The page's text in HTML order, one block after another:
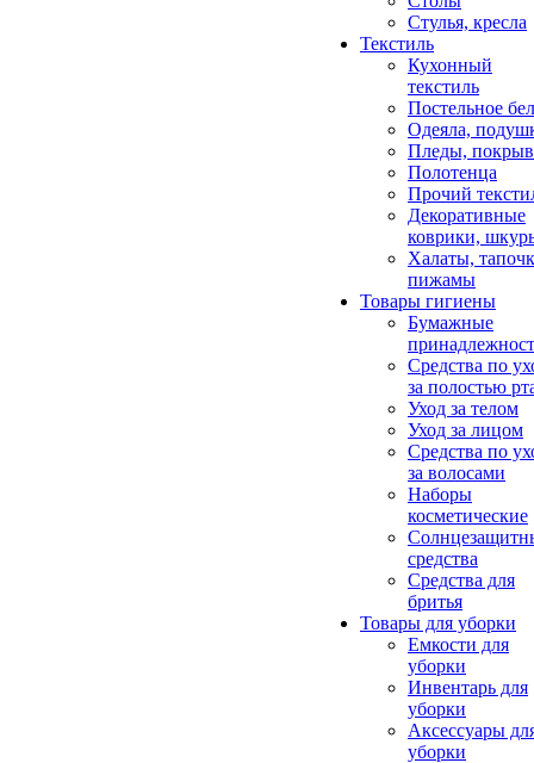
Стулья, кресла
Текстиль
Кухонный
текстиль
Постельное
Одеяла,
Пледы,
Полотенца
Прочий
Декоративные
коврики,
Халаты,
пижамы
Товары гигиены
Бумажные
Средства по
за полостью
Уход за телом
Уход за лицом
Средства по
за волосами
Наборы
косметические
средства
Средства для
бритья
Товары для уборки
Емкости для
уборки
Инвентарь для
уборки
Аксессуары
уборки